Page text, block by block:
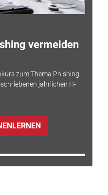
vermeiden
zum Thema Phishing
jährlichen IT-